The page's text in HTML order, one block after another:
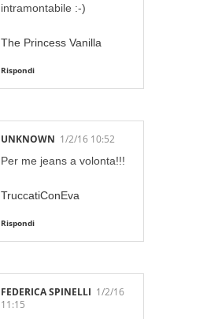
intramontabile :-)
The Princess Vanilla
Rispondi
UNKNOWN 1/2/16 10:52
Per me jeans a volonta!!!
TruccatiConEva
Rispondi
FEDERICA SPINELLI 1/2/16
11:15